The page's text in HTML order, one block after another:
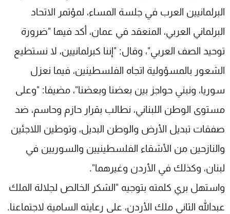
البرلمانيين العرب في جلسة المساء، لمؤتمر الاتحاد
البرلماني العربي، المنعقد في عمان، أكد فيها "ضرورة
توحيد الصف العربي"، وقال: "إننا كبرلمانيين، لا نستطيع
الشعور بالمسؤولية اتجاه الفلسطينين، فيما نعزل
سوريا، ونبني حواجز بين بعضنا وبعضنا"، مضيفا: "وعلى
مستوى الوطن اللبناني، نطالب بقرار حازم وحاسم، ضد
صفقات تبديل الأرض والوطن البديل، وتوطين اللاجئين
والنازحين من الأشقاء الفلسطينيين والسوريين في
لبنان، وكذلك في الأردن وغيرهما".
واستهل بري كلمته بتوجيه "الشكر الخالص لجلالة الملك
عبدالله الثاني ملك الأردن، على رعايته السامية لاجتماعنا.
عن MTV
الإنـتـاج
لاعلاناتكم
وظائف
تواصل معنا
شروط الإسـتخدام
سياسة الخصوصية